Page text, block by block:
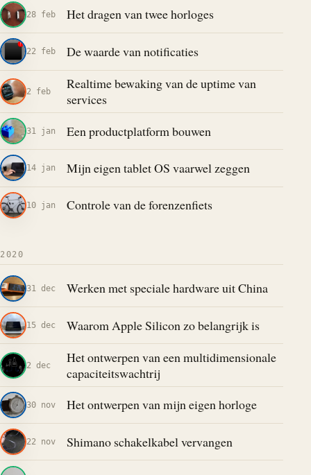
28 feb Het dragen van twee horloges
22 feb De waarde van notificaties
2 feb
Realtime bewaking van de uptime van
services
31 jan Een productplatform bouwen
14 jan Mijn eigen tablet OS vaarwel zeggen
10 jan Controle van de forenzenfiets
2020
31 dec Werken met speciale hardware uit China
15 dec Waarom Apple Silicon zo belangrijk is
2 dec
Het ontwerpen van een multidimensionale
capaciteitswachtrij
30 nov Het ontwerpen van mijn eigen horloge
22 nov Shimano schakelkabel vervangen